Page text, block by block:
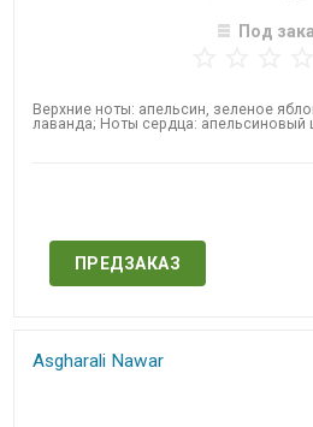
Под
​Верхние ноты: апельсин, зеленое
лаванда; Ноты сердца: апельсиновый
ПРЕДЗАКАЗ
Asgharali Nawar